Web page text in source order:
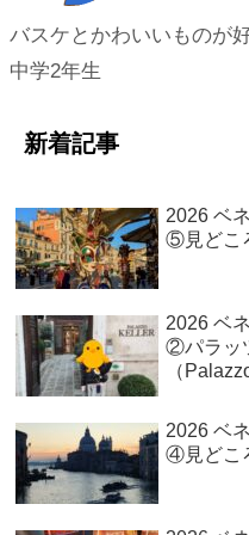
バスケとかわいいものが
中学2年生
新着記事
2026 ベ
⑤見どこ
2026 ベ
②パラッ
（
2026 ベ
④見どこ